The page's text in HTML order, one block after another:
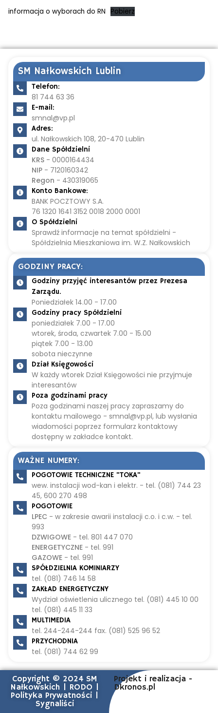
informacja o wyborach do RN Pobierz
SM Nałkowskich Lublin
Telefon:
81 744 63 36
E-mail:
smnal@vp.pl
Adres:
ul. Nałkowskich 108, 20-470 Lublin
Dane Spółdzielni
KRS - 0000164434
NIP - 7120160342
Regon - 430319065
Konto Bankowe:
BANK POCZTOWY S.A.
76 1320 1641 3152 0018 2000 0001
O Spółdzielni
Sprawdź informacje na temat spółdzielni -
Spółdzielnia Mieszkaniowa im. W.Z. Nałkowskich
GODZINY PRACY:
Godziny przyjęć interesantów przez Prezesa
Zarządu.
Poniedziałek 14.00 - 17.00
Godziny pracy Spółdzielni
poniedziałek 7.00 - 17.00
wtorek, środa, czwartek 7.00 - 15.00
piątek 7.00 - 13.00
sobota nieczynne
Dział Księgowości
W każdy wtorek Dział Księgowości nie przyjmuje
interesantów
Poza godzinami pracy
Poza godzinami naszej pracy zapraszamy do
kontaktu mailowego - smnal@vp.pl, lub wysłania
wiadomości poprzez formularz kontaktowy
dostępny w zakładce kontakt.
WAŻNE NUMERY:
POGOTOWIE TECHNICZNE "TOKA"
wew. instalacji wod-kan i elektr. - tel. (081) 744 23
45, 600 270 498
POGOTOWIE
LPEC - w zakresie awarii instalacji c.o. i c.w. - tel.
993
DZWIGOWE - tel. 801 447 070
ENERGETYCZNE - tel. 991
GAZOWE - tel. 991
SPÓŁDZIELNIA KOMINIARZY
tel. (081) 746 14 58
ZAKŁAD ENERGETYCZNY
Wydział oświetlenia ulicznego tel. (081) 445 10 00
tel. (081) 445 11 33
MULTIMEDIA
tel. 244-244-244 fax. (081) 525 96 52
PRZYCHODNIA
tel. (081) 744 62 99
Copyright © 2024 SM
Nałkowskich | RODO
Polityka Prywatności|
Sygnaliści
Projekt i realizacja -
Dkronos.pl